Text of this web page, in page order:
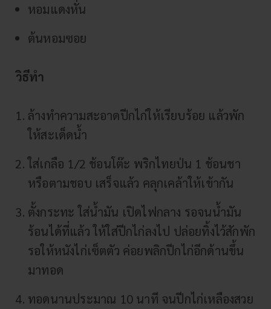
หอมแดงหั่น
ต้นหอมซอย
วิธีทำ
ล้างทำความสะอาดปีกไก่ให้เรียบร้อย แล้วพัก
ให้สะเด็ดน้ำ
ใส่เกลือ 1/2 ช้อนโต๊ะ พริกไทยป่น 1 ช้อนชา
หรือตามชอบ เสร็จแล้ว คลุกเคล้าให้เข้ากัน
ตั้งกระทะ ใส่น้ำมัน เปิดไฟกลาง รอจนน้ำมัน
ร้อนได้ที่แล้ว ให้ใส่ปีกไก่ลงไป ปล่อยทิ้งไว้สักพัก
รอให้หนังไก่เซ็ตตัว ค่อยพลิกปีกไก่อีกด้านขึ้น
มาทอด
ทอดนานประมาณ 10 นาที จนปีกไก่เหลืองสวย